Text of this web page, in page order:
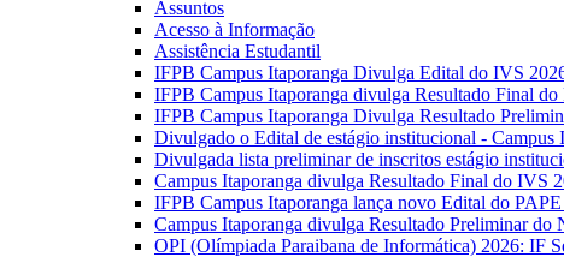
Assuntos
Acesso à Informação
Assistência Estudantil
IFPB Campus Itaporanga Divulga Edital do IVS
IFPB Campus Itaporanga divulga Resultado Final do
IFPB Campus Itaporanga Divulga Resultado
Divulgado o Edital de estágio institucional - Campus
Divulgada lista preliminar de inscritos estágio
Campus Itaporanga divulga Resultado Final do IVS
IFPB Campus Itaporanga lança novo Edital do
Campus Itaporanga divulga Resultado Preliminar
OPI (Olímpiada Paraibana de Informática) 2026: IF